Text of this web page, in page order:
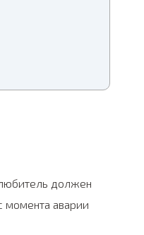
должен
момента аварии